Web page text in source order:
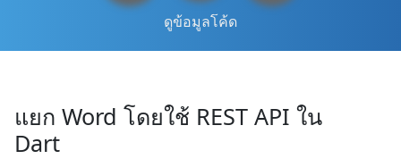
ดูข้อมูลโค้ด
แยก Word โดยใช้ REST API ใน
Dart